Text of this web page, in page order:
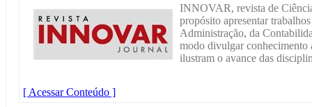
INNOVAR, revista de
propósito apresentar
Administração, da
modo divulgar conhecimento
ilustram o avance das
[ Acessar Conteúdo ]